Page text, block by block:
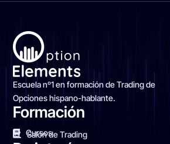
Escuela nº1 en formación de Trading de
Opciones hispano-hablante.
Formación
Cursos
Salón de Trading